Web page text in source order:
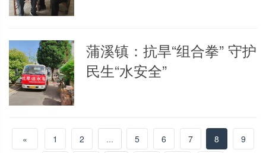
蒲溪镇：抗旱“组合拳” 守护
民生“水安全”
« 1 2 ... 5 6 7 8
9